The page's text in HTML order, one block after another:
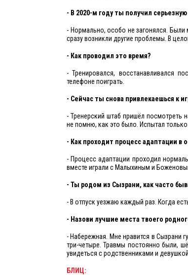
- В 2020-м году ты получил
- Нормально, особо не загонялся. Были
сразу возникли другие проблемы. В
- Как проводил это время?
- Тренировался, восстанавливался
телефоне поиграть.
- Сейчас ты снова привлекаешься к
- Тренерский штаб пришёл
не помню, как это было. Испытал
- Как проходит процесс адаптации в
- Процесс адаптации проходил
вместе играли с Малыхиным и
- Ты родом из Сызрани, как часто
- В отпуск уезжаю каждый раз. Когда
- Назови лучшие места твоего
- Набережная. Мне нравится в Сызрани
три-четыре. Травмы постоянно были,
увидеться с родственниками и девушкой.
БЛИЦ: